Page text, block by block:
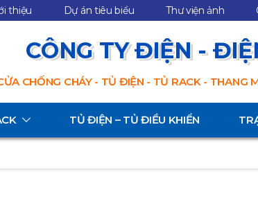
thiệu Dự án tiêu biểu Thư viện ảnh
CÔNG TY ĐIỆN -
CHỐNG CHÁY - TỦ ĐIỆN - TỦ RACK - THANG
TỦ ĐIỆN – TỦ ĐIỀU KHIỂN